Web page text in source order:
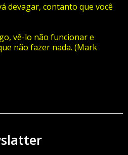
devagar, contanto que você
vê-lo não funcionar e
não fazer nada. (Mark